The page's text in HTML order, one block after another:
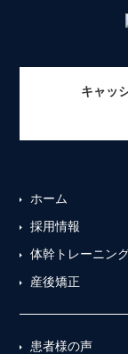
キャッ
ホーム
採用情報
体幹トレーニン
産後矯正
患者様の声